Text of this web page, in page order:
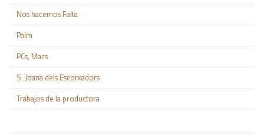
Nos hacemos Falta
Palm
PCs, Macs
S. Joana dels Escorxadors
Trabajos de la productora